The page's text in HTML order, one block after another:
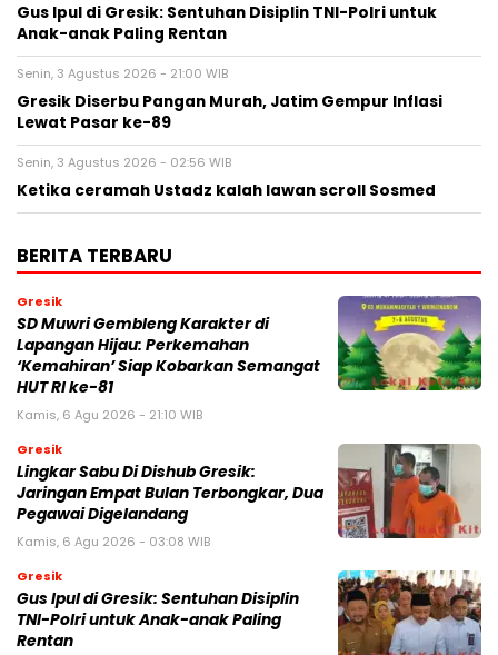
Gus Ipul di Gresik: Sentuhan Disiplin TNI-Polri untuk
Anak-anak Paling Rentan
Senin, 3 Agustus 2026 - 21:00 WIB
Gresik Diserbu Pangan Murah, Jatim Gempur Inflasi
Lewat Pasar ke-89
Senin, 3 Agustus 2026 - 02:56 WIB
Ketika ceramah Ustadz kalah lawan scroll Sosmed
BERITA TERBARU
Gresik
SD Muwri Gembleng Karakter di
Lapangan Hijau: Perkemahan
‘Kemahiran’ Siap Kobarkan Semangat
HUT RI ke-81
Kamis, 6 Agu 2026 - 21:10 WIB
Gresik
Lingkar Sabu Di Dishub Gresik:
Jaringan Empat Bulan Terbongkar, Dua
Pegawai Digelandang
Kamis, 6 Agu 2026 - 03:08 WIB
Gresik
Gus Ipul di Gresik: Sentuhan Disiplin
TNI-Polri untuk Anak-anak Paling
Rentan